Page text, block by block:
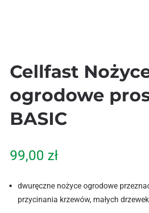
Cellfast
ogrodowe
BASIC
99,00 zł
dwuręczne nożyce ogrodowe
przycinania krzewów, małych